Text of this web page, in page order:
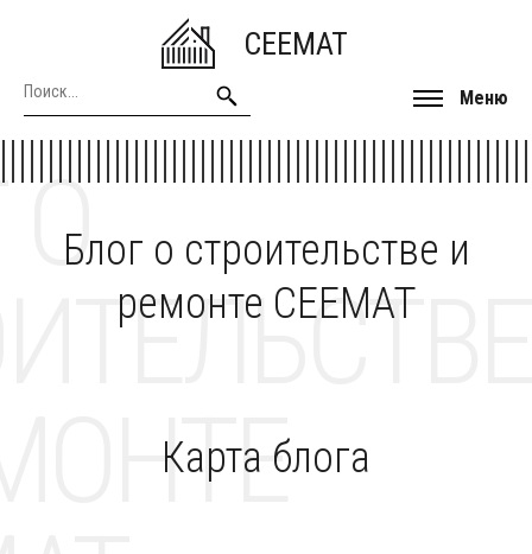
CEEMAT
Меню
Блог о строительстве и
ремонте CEEMAT
О
Карта блога